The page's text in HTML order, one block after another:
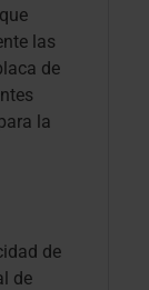
las
de
la
de
de